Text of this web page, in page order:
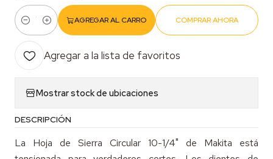
Cantidad
AGREGAR AL CARRO COMPRAR AHORA
Agregar a la lista de favoritos
Mostrar stock de ubicaciones
DESCRIPCIÓN
La Hoja de Sierra Circular 10-1/4" de Makita está